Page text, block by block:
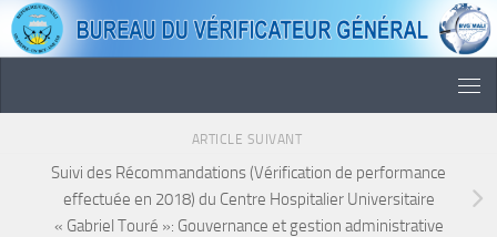
Skip to content
ARTICLE SUIVANT
Suivi des Récommandations (Vérification de performance
effectuée en 2018) du Centre Hospitalier Universitaire
« Gabriel Touré »: Gouvernance et gestion administrative